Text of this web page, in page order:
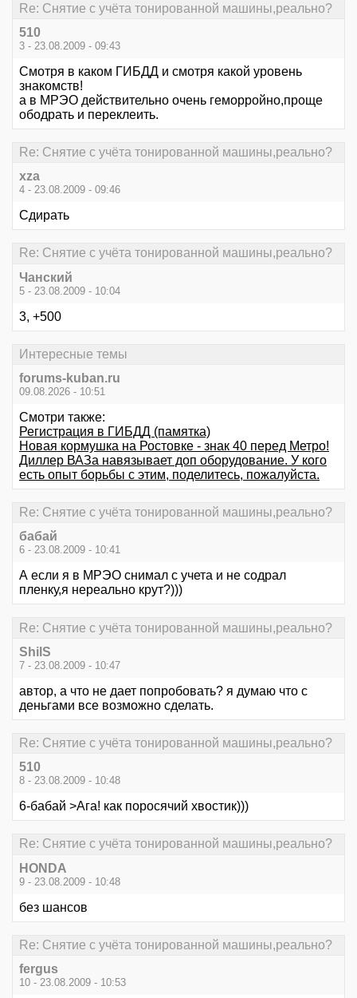
Re: Снятие с учёта тонированной машины,реально?
510
3 - 23.08.2009 - 09:43
Смотря в каком ГИБДД и смотря какой уровень
знакомств!
а в МРЭО действительно очень геморройно,проще
ободрать и переклеить.
Re: Снятие с учёта тонированной машины,реально?
xza
4 - 23.08.2009 - 09:46
Сдирать
Re: Снятие с учёта тонированной машины,реально?
Чанский
5 - 23.08.2009 - 10:04
3, +500
Интересные темы
forums-kuban.ru
09.08.2026 - 10:51
Смотри также:
Регистрация в ГИБДД (памятка)
Новая кормушка на Ростовке - знак 40 перед Метро!
Диллер ВАЗа навязывает доп оборудование. У кого
есть опыт борьбы с этим, поделитесь, пожалуйста.
Re: Снятие с учёта тонированной машины,реально?
бабай
6 - 23.08.2009 - 10:41
А если я в МРЭО снимал с учета и не содрал
пленку,я нереально крут?)))
Re: Снятие с учёта тонированной машины,реально?
ShilS
7 - 23.08.2009 - 10:47
автор, а что не дает попробовать? я думаю что с
деньгами все возможно сделать.
Re: Снятие с учёта тонированной машины,реально?
510
8 - 23.08.2009 - 10:48
6-бабай >Ага! как поросячий хвостик)))
Re: Снятие с учёта тонированной машины,реально?
HONDA
9 - 23.08.2009 - 10:48
без шансов
Re: Снятие с учёта тонированной машины,реально?
fergus
10 - 23.08.2009 - 10:53